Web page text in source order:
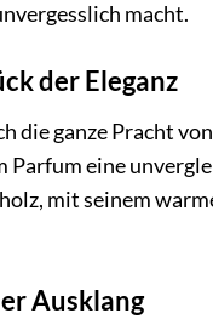
macht.
der Eleganz
die ganze Pracht
eine
mit seinem
Ausklang